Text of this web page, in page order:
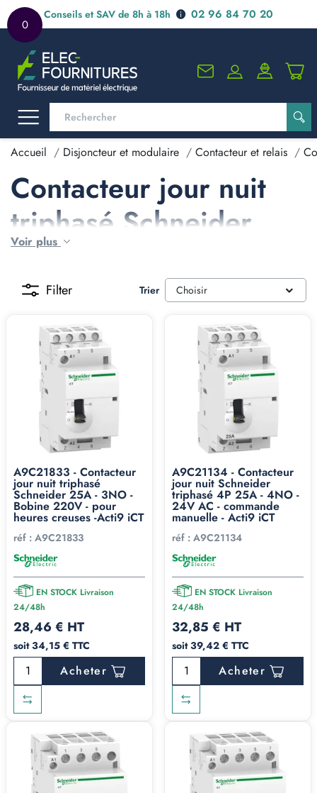
0
Conseils et SAV de 8h à 18h 02 96 84 70 20
Accueil Disjoncteur et modulaire Contacteur et relais
Contacteur jour nuit
triphasé Schneider
Voir plus
Filter Trier Choisir
A9C21833 - Contacteur
jour nuit triphasé
Schneider 25A - 3NO -
Bobine 220V - pour
heures creuses -Acti9 iCT
réf : A9C21833
EN STOCK Livraison
24/48h
28,46 € HT
soit 34,15 € TTC
Acheter
A9C21134 - Contacteur
jour nuit Schneider
triphasé 4P 25A - 4NO -
24V AC - commande
manuelle - Acti9 iCT
réf : A9C21134
EN STOCK Livraison
24/48h
32,85 € HT
soit 39,42 € TTC
Acheter